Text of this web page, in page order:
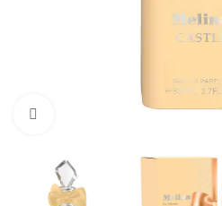
Натисніть, щоб збільшити